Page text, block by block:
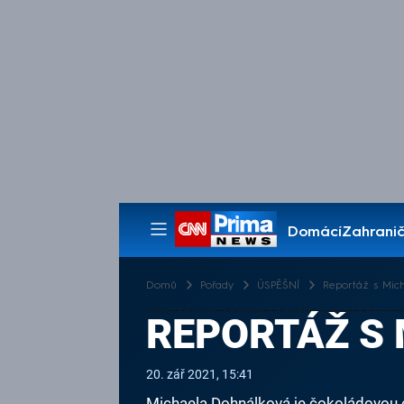
Domácí
Pořady
Domů Pořady ÚSPĚŠNÍ Reportáž s
REPORTÁŽ
20. zář 2021, 15:41